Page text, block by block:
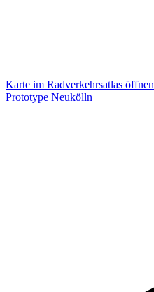
Karte im Radverkehrsatlas öffnen
Prototype Neukölln